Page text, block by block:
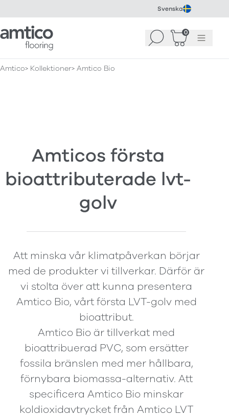
Svenska
Amtico Flooring Sök 0
Korg 0)Meny
Amtico Kollektioner Amtico Bio
Amticos första
bioattributerade lvt-
golv
Att minska vår klimatpåverkan börjar
med de produkter vi tillverkar. Därför är
vi stolta över att kunna presentera
Amtico Bio, vårt första LVT-golv med
bioattribut.
Amtico Bio är tillverkat med
bioattribuerad PVC, som ersätter
fossila bränslen med mer hållbara,
förnybara biomassa-alternativ. Att
specificera Amtico Bio minskar
koldioxidavtrycket från Amtico LVT